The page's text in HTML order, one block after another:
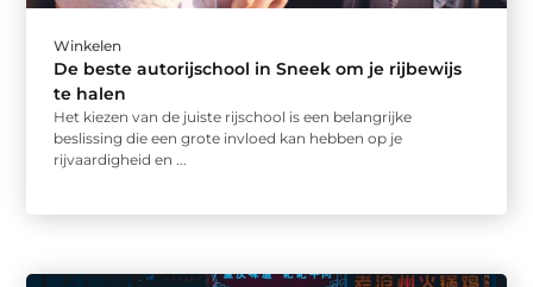
Winkelen
De beste autorijschool in Sneek om je rijbewijs
te halen
Het kiezen van de juiste rijschool is een belangrijke
beslissing die een grote invloed kan hebben op je
rijvaardigheid en ...